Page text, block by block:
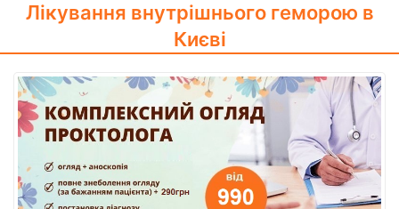
Лікування внутрішнього геморою в
Києві